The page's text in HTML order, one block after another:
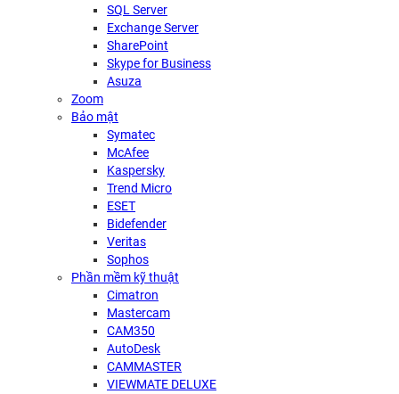
SQL Server
Exchange Server
SharePoint
Skype for Business
Asuza
Zoom
Bảo mật
Symatec
McAfee
Kaspersky
Trend Micro
ESET
Bidefender
Veritas
Sophos
Phần mềm kỹ thuật
Cimatron
Mastercam
CAM350
AutoDesk
CAMMASTER
VIEWMATE DELUXE